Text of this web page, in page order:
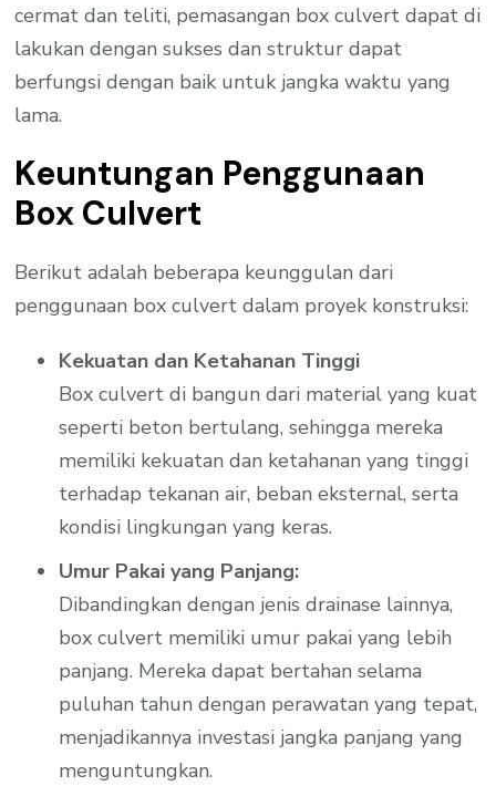
cermat dan teliti, pemasangan box culvert dapat di
lakukan dengan sukses dan struktur dapat
berfungsi dengan baik untuk jangka waktu yang
lama.
Keuntungan Penggunaan
Box Culvert
Berikut adalah beberapa keunggulan dari
penggunaan box culvert dalam proyek konstruksi:
Kekuatan dan Ketahanan Tinggi
Box culvert di bangun dari material yang kuat
seperti beton bertulang, sehingga mereka
memiliki kekuatan dan ketahanan yang tinggi
terhadap tekanan air, beban eksternal, serta
kondisi lingkungan yang keras.
Umur Pakai yang Panjang:
Dibandingkan dengan jenis drainase lainnya,
box culvert memiliki umur pakai yang lebih
panjang. Mereka dapat bertahan selama
puluhan tahun dengan perawatan yang tepat,
menjadikannya investasi jangka panjang yang
menguntungkan.